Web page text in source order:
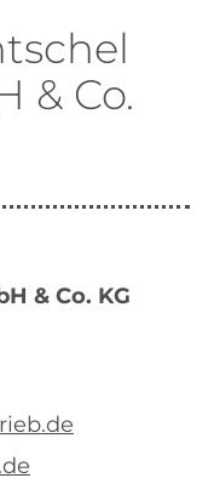
& Co.
& Co. KG